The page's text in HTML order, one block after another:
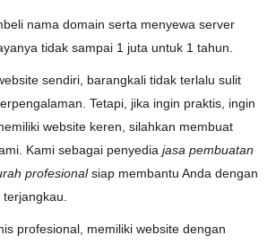
nama domain serta menyewa server
tidak sampai 1 juta untuk 1 tahun.
sendiri, barangkali tidak terlalu sulit
Tetapi, jika ingin praktis, ingin
website keren, silahkan membuat
Kami sebagai penyedia jasa pembuatan
profesionalsiap membantu Anda dengan
profesional, memiliki website dengan